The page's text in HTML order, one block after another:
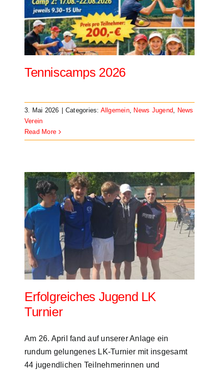
Tenniscamps 2026
3. Mai 2026 Categories: Allgemein, News Jugend, News
Verein
Read More
Erfolgreiches Jugend LK
Turnier
Am 26. April fand auf unserer Anlage ein
rundum gelungenes LK-Turnier mit insgesamt
44 jugendlichen Teilnehmerinnen und